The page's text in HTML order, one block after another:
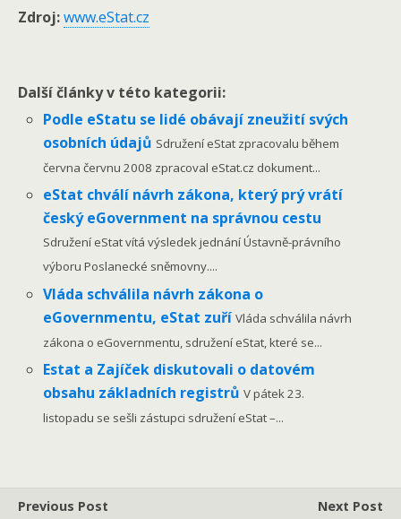
Zdroj:www.eStat.cz
Další články v této kategorii:
Podle eStatu se lidé obávají zneužití svých
osobních údajů Sdružení eStat zpracovalu během
června červnu 2008 zpracoval eStat.cz dokument...
eStat chválí návrh zákona, který prý vrátí
český eGovernment na správnou cestu
Sdružení eStat vítá výsledek jednání Ústavně-právního
výboru Poslanecké sněmovny....
Vláda schválila návrh zákona o
eGovernmentu, eStat zuříVláda schválila návrh
zákona o eGovernmentu, sdružení eStat, které se...
Estat a Zajíček diskutovali o datovém
obsahu základních registrůV pátek 23.
listopadu se sešli zástupci sdružení eStat –...
Previous Post
Next Post